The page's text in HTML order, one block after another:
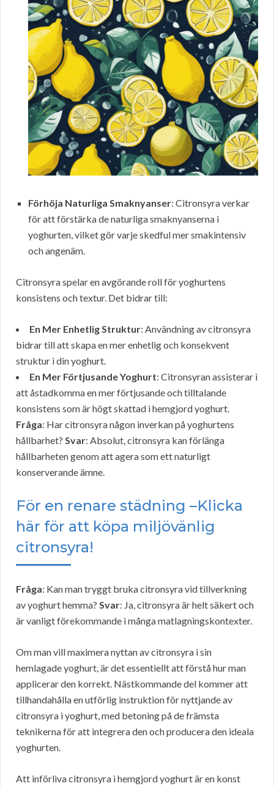
Förhöja Naturliga Smaknyanser: Citronsyra verkar
för att förstärka de naturliga smaknyanserna i
yoghurten, vilket gör varje skedful mer smakintensiv
och angenäm.
Citronsyra spelar en avgörande roll för yoghurtens
konsistens och textur. Det bidrar till:
En Mer Enhetlig Struktur: Användning av citronsyra
bidrar till att skapa en mer enhetlig och konsekvent
struktur i din yoghurt.
En Mer Förtjusande Yoghurt: Citronsyran assisterar i
att åstadkomma en mer förtjusande och tilltalande
konsistens som är högt skattad i hemgjord yoghurt.
Fråga: Har citronsyra någon inverkan på yoghurtens
hållbarhet? Svar: Absolut, citronsyra kan förlänga
hållbarheten genom att agera som ett naturligt
konserverande ämne.
För en renare städning –Klicka
här för att köpa miljövänlig
citronsyra!
Fråga: Kan man tryggt bruka citronsyra vid tillverkning
av yoghurt hemma? Svar: Ja, citronsyra är helt säkert och
är vanligt förekommande i många matlagningskontexter.
Om man vill maximera nyttan av citronsyra i sin
hemlagade yoghurt, är det essentiellt att förstå hur man
applicerar den korrekt. Nästkommande del kommer att
tillhandahålla en utförlig instruktion för nyttjande av
citronsyra i yoghurt, med betoning på de främsta
teknikerna för att integrera den och producera den ideala
yoghurten.
Att införliva citronsyra i hemgjord yoghurt är en konst